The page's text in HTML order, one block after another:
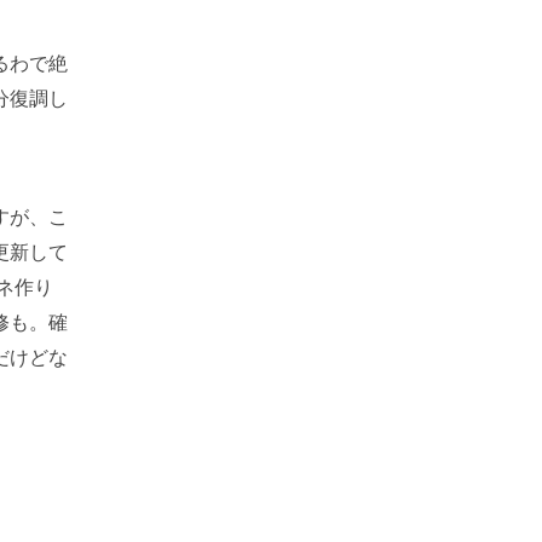
わで絶
復調し
が、こ
新して
作り
も。確
けどな